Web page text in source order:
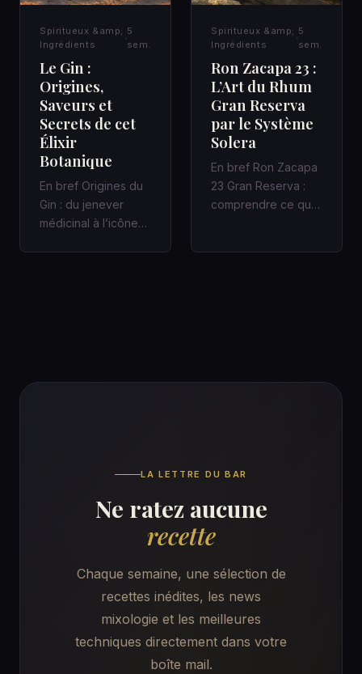
Spiritueux &amp;
Ingrédients
5
sem.
Le Gin :
Origines,
Saveurs et
Secrets de cet
Élixir
Botanique
En bref Origines du
Gin : du jenever
médicinal à l’icône
Spiritueux &amp;
Ingrédients
5
sem.
Ron Zacapa 23 :
L’Art du Rhum
Gran Reserva
par le Système
Solera
En bref Ron Zacapa
23 Gran Reserva :
comprendre ce que
LA LETTRE DU BAR
Ne ratez aucune
recette
Chaque semaine, une sélection de
recettes inédites, les news
mixologie et les meilleures
techniques directement dans votre
boîte mail.